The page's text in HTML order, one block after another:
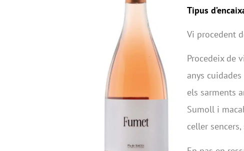
Tipus
Vi procedent
Procedeix de
anys
els sarments
Sumoll i
celler